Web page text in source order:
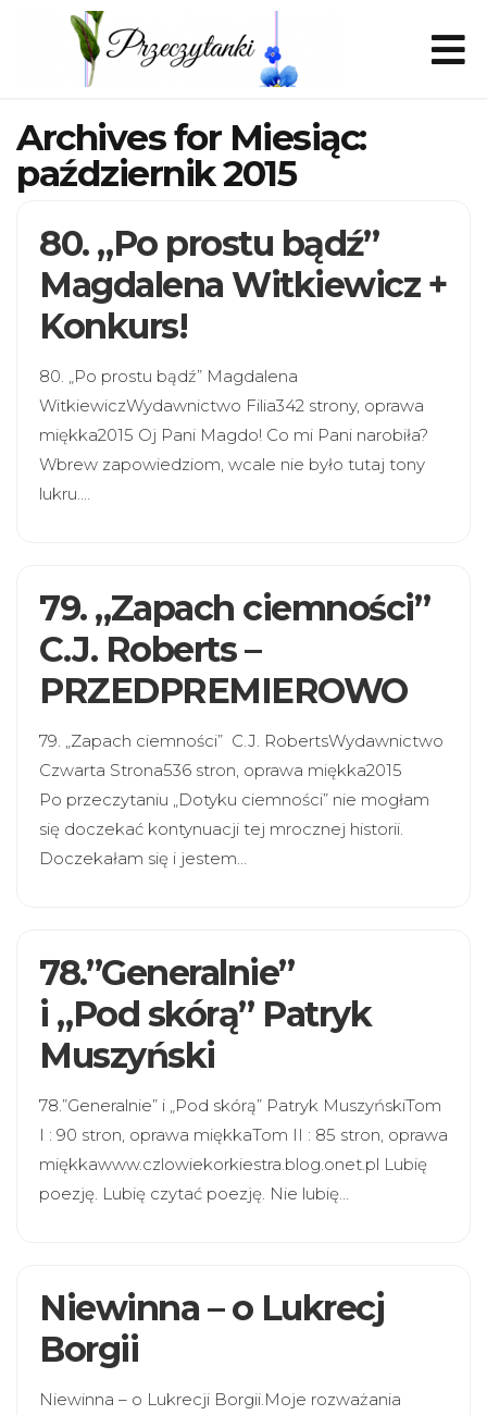
Archives for Miesiąc:
październik 2015
80. „Po prostu bądź”
Magdalena Witkiewicz +
Konkurs!
80. „Po prostu bądź” Magdalena
WitkiewiczWydawnictwo Filia342 strony, oprawa
miękka2015 Oj Pani Magdo! Co mi Pani narobiła?
Wbrew zapowiedziom, wcale nie było tutaj tony
lukru.…
79. „Zapach ciemności”
C.J. Roberts –
PRZEDPREMIEROWO
79. „Zapach ciemności” C.J. RobertsWydawnictwo
Czwarta Strona536 stron, oprawa miękka2015
Po przeczytaniu „Dotyku ciemności” nie mogłam
się doczekać kontynuacji tej mrocznej historii.
Doczekałam się i jestem…
78.”Generalnie”
i „Pod skórą” Patryk
Muszyński
78.”Generalnie” i „Pod skórą” Patryk MuszyńskiTom
I : 90 stron, oprawa miękkaTom II : 85 stron, oprawa
miękkawww.czlowiekorkiestra.blog.onet.pl Lubię
poezję. Lubię czytać poezję. Nie lubię…
Niewinna – o Lukrecj
Borgii
Niewinna – o Lukrecji Borgii.Moje rozważania